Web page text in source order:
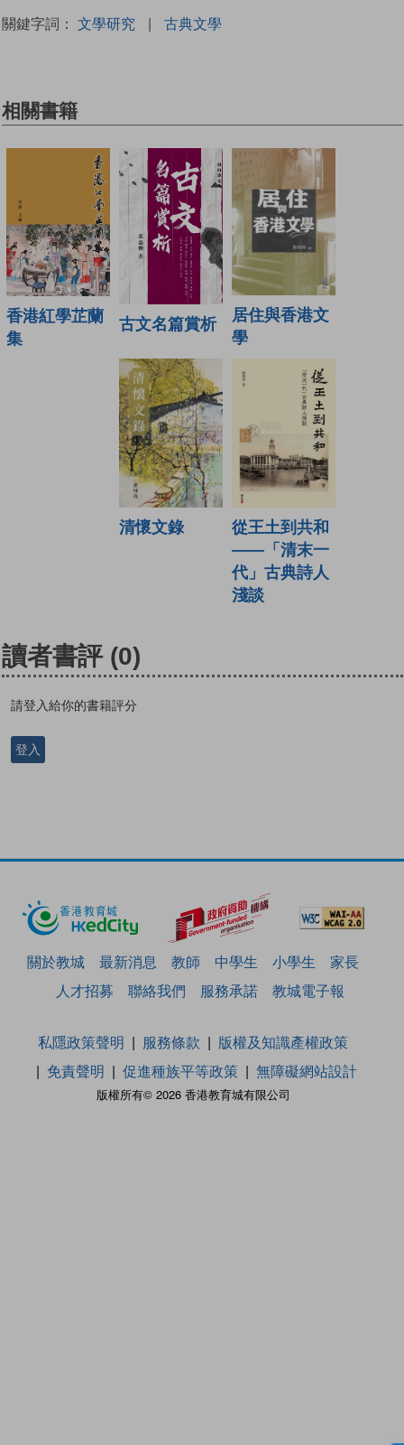
關鍵字詞： 文學研究 | 古典文學
相關書籍
香港紅學芷蘭
集
古文名篇賞析
居住與香港文
學
清懷文錄
從王土到共和
——「清末一
代」古典詩人
淺談
讀者書評 (0)
請登入給你的書籍評分
登入
關於教城 最新消息 教師 中學生 小學生
家長
人才招募
聯絡我們 服務承諾 教城電子報
版權所有© 2026 香港教育城有限公司
私隱政策聲明 服務條款
版權及知識產權政策
免責聲明
促進種族平等政策 無障礙網站設計